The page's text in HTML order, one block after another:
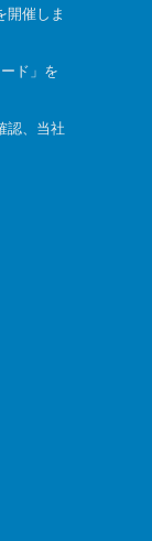
開催しま
ド」を
認、当社